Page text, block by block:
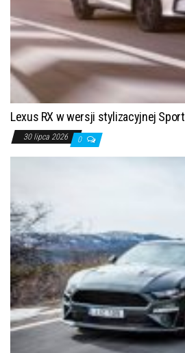
Lexus RX w wersji stylizacyjnej Sport
30 lipca 2026 0